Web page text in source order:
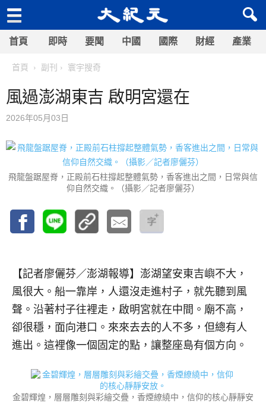
首頁 即時 要聞 中國 國際 財經 產業
首頁 副刊 寰宇搜奇
風過澎湖東吉 啟明宮還在
2026年05月03日
飛龍盤踞屋脊，正殿前石柱撐起整體氣勢，香客進出之間，日常與信
仰自然交織。（攝影／記者廖儷芬）
【記者廖儷芬／澎湖報導】 澎湖望安東吉嶼不大，
風很大。船一靠岸，人還沒走進村子，就先聽到風
聲。沿著村子往裡走，啟明宮就在中間。廟不高，
卻很穩，面向港口。來來去去的人不多，但總有人
進出。這裡像一個固定的點，讓整座島有個方向。
金碧輝煌，層層雕刻與彩繪交疊，香煙繚繞中，信仰的核心靜靜安